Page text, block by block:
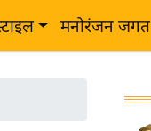
मनोरंजन जगत